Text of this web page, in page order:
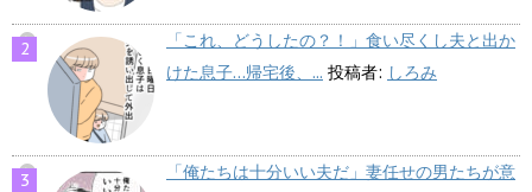
「これ、どうしたの？！」食い尽くし夫と出か
けた息子…帰宅後、... 投稿者: しろみ
「俺たちは十分いい夫だ」妻任せの男たちが意